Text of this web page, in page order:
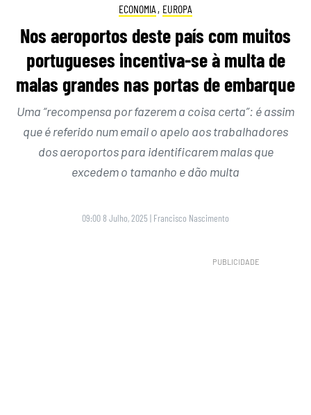
ECONOMIA , EUROPA
Nos aeroportos deste país com muitos
portugueses incentiva-se à multa de
malas grandes nas portas de embarque
Uma “recompensa por fazerem a coisa certa”: é assim
que é referido num email o apelo aos trabalhadores
dos aeroportos para identificarem malas que
excedem o tamanho e dão multa
09:00 8 Julho, 2025 | Francisco Nascimento